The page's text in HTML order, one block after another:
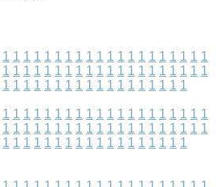
1 1 1 1 1 1 1 1 1 1 1 1 1 1 1 1 1 1 1 1
1 1 1 1 1 1 1 1 1 1 1 1 1 1 1 1 1 1 1 1
1 1 1 1 1 1 1 1 1 1 1 1 1 1 1 1 1 1
1 1 1 1 1 1 1 1 1 1 1 1 1 1 1 1 1 1 1 1
1 1 1 1 1 1 1 1 1 1 1 1 1 1 1 1 1 1 1 1
1 1 1 1 1 1 1 1 1 1 1 1 1 1 1 1 1 1